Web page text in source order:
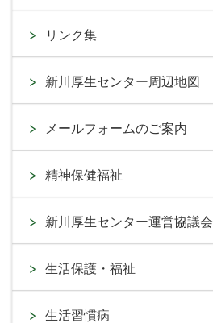
リンク集
新川厚生センター周辺地図
メールフォームのご案内
精神保健福祉
新川厚生センター運営協議会
生活保護・福祉
生活習慣病